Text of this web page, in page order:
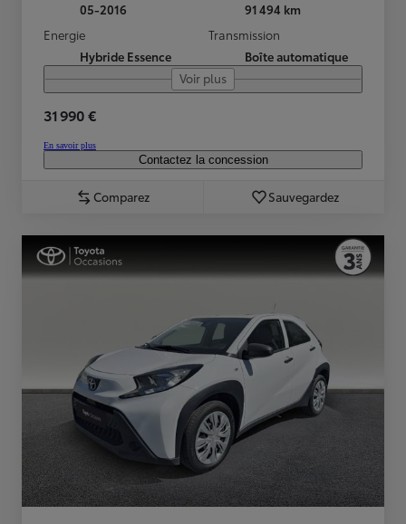
05-2016
91 494 km
Energie
Hybride Essence
Transmission
Boîte automatique
Voir plus
31 990 €
En savoir plus
Contactez la concession
Comparez Sauvegardez